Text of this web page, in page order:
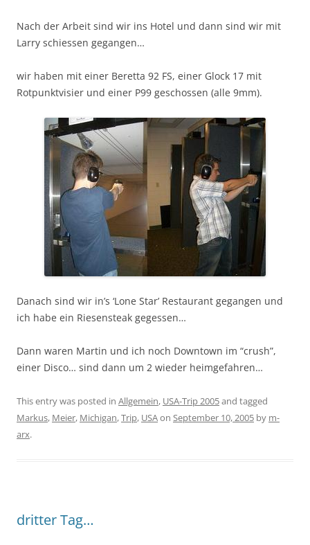
Nach der Arbeit sind wir ins Hotel und dann sind wir mit
Larry schiessen gegangen…
wir haben mit einer Beretta 92 FS, einer Glock 17 mit
Rotpunktvisier und einer P99 geschossen (alle 9mm).
Danach sind wir in’s ‘Lone Star’ Restaurant gegangen und
ich habe ein Riesensteak gegessen…
Dann waren Martin und ich noch Downtown im “crush”,
einer Disco… sind dann um 2 wieder heimgefahren…
This entry was posted in Allgemein, USA-Trip 2005and tagged
Markus, Meier, Michigan,Trip, USAon September 10, 2005 by m-
arx.
dritter Tag…